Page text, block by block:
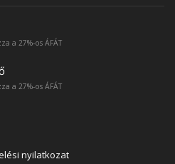
a 27%-os ÁFÁT
a 27%-os ÁFÁT
nyilatkozat